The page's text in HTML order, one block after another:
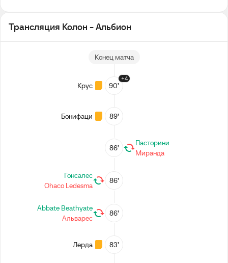
Трансляция Колон - Альбион
Конец матча
90’
+4
Крус
89’
Бонифаци
86’
Пасторини
Миранда
86’
Гонсалес
Ohaco Ledesma
86’
Abbate Beathyate
Альварес
83’
Лерда